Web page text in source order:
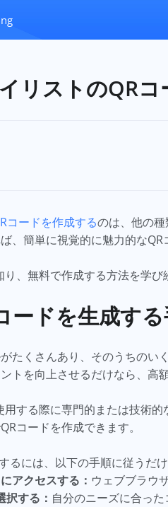
リストのQRコ
コードを作成するのは、他の
、簡単に視覚的に魅力的な
、無料で作成する方法を学び
ードを生成す
たくさんあり、そのうちの
トを向上させるだけなら、高
用する際に専門的または技術
コードを作成できます。
るには、以下の手順に従うだ
アクセスする： ウェブブラウ
択する： 自分のニーズに合っ